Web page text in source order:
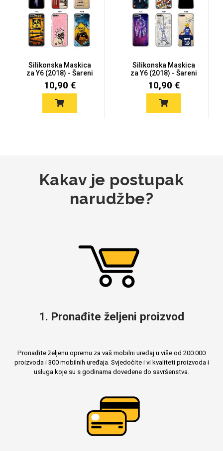
Silikonska Maskica
za Y6 (2018) - Šareni
motiv...
10,90 €
Silikonska Maskica
za Y6 (2018) - Šareni
motiv...
10,90 €
Kakav je postupak
narudžbe?
1. Pronađite željeni proizvod
Pronađite željenu opremu za vaš mobilni uređaj u više od 200.000
proizvoda i 300 mobilnih uređaja. Svjedočite i vi kvaliteti proizvoda i
usluga koje su s godinama dovedene do savršenstva.
Mix